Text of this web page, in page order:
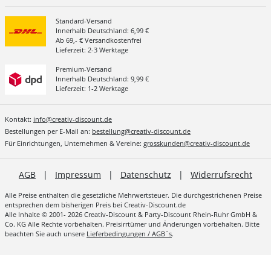
Standard-Versand
Innerhalb Deutschland: 6,99 €
Ab 69,- € Versandkostenfrei
Lieferzeit: 2-3 Werktage
Premium-Versand
Innerhalb Deutschland: 9,99 €
Lieferzeit: 1-2 Werktage
Kontakt: info@creativ-discount.de
Bestellungen per E-Mail an: bestellung@creativ-discount.de
Für Einrichtungen, Unternehmen & Vereine: grosskunden@creativ-discount.de
AGB | Impressum | Datenschutz | Widerrufsrecht
Alle Preise enthalten die gesetzliche Mehrwertsteuer. Die durchgestrichenen Preise
entsprechen dem bisherigen Preis bei Creativ-Discount.de
Alle Inhalte © 2001- 2026 Creativ-Discount & Party-Discount Rhein-Ruhr GmbH &
Co. KG Alle Rechte vorbehalten. Preisirrtümer und Änderungen vorbehalten. Bitte
beachten Sie auch unsere Lieferbedingungen / AGB´s.